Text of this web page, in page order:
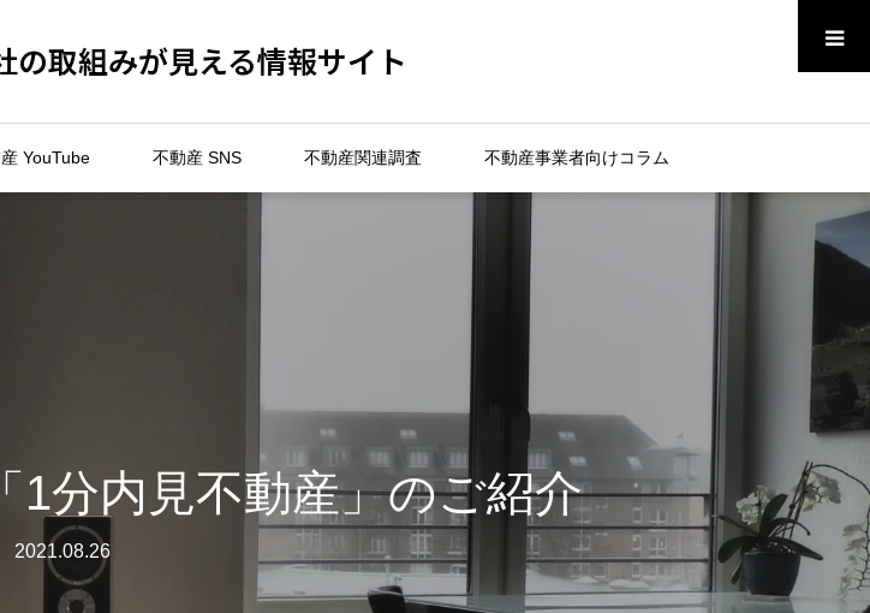
取組みが見える情報サイト
YouTube 不動産 SNS 不動産関連調査 不動産事業者向けコラム
1分内見不動産」のご紹介
2021.08.26